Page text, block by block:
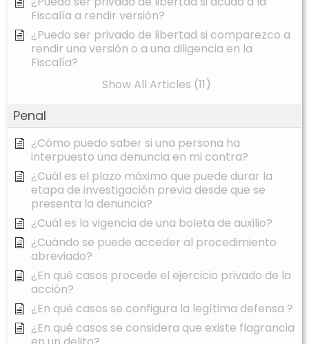
Fiscalía a rendir versión?
¿Puedo ser privado de libertad si comparezco a
rendir una versión o a una diligencia en la
Fiscalía?
Show All Articles (11)
Penal
¿Cómo puedo saber si una persona ha
interpuesto una denuncia en mi contra?
¿Cuál es el plazo máximo que puede durar la
etapa de investigación previa desde que se
presenta la denuncia?
¿Cuál es la vigencia de una boleta de auxilio?
¿Cuándo se puede acceder al procedimiento
abreviado?
¿En qué casos procede el ejercicio privado de la
acción?
¿En qué casos se configura la legítima defensa ?
¿En qué casos se considera que existe flagrancia